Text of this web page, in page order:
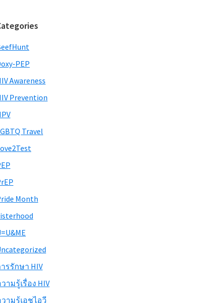
PEP
Awareness
Prevention
Travel
Month
รรักษา HIV
ามรู้เรื่อง HIV
ามรู้เอชไอวี